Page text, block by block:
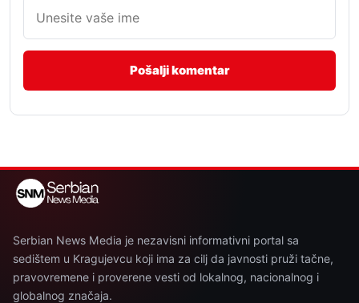
Serbian News Media je nezavisni informativni portal sa
sedištem u Kragujevcu koji ima za cilj da javnosti pruži tačne,
pravovremene i proverene vesti od lokalnog, nacionalnog i
globalnog značaja.